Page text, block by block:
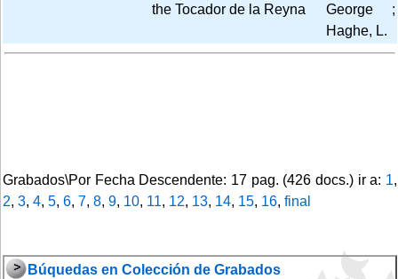
the Tocador de la Reyna
George ;
Haghe, L.
Grabados\Por Fecha Descendente: 17 pag. (426 docs.) ir a: 1,
2, 3, 4, 5, 6, 7, 8, 9, 10, 11, 12, 13, 14, 15, 16, final
Búquedas en Colección de Grabados